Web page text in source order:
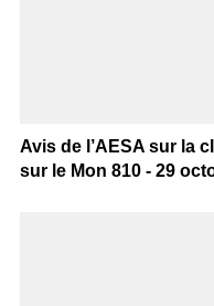
Avis de l’AESA sur la
sur le Mon 810 - 29